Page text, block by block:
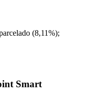
(8,11%);
Smart